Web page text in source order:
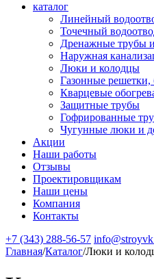
каталог
Линейный
Точечный
Дренажные трубы и
Наружная
Люки и колодцы
Газонные
Кварцевые
Защитные трубы
Гофрированные
Чугунные люки и
Акции
Наши работы
Отзывы
Проектировщикам
Наши цены
Компания
Контакты
+7 (343) 288-56-57
Главная/Каталог/Люки и